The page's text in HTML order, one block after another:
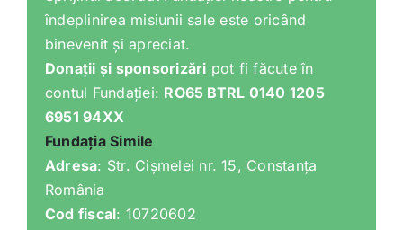
îndeplinirea misiunii sale este oricând
binevenit și apreciat.
Donații și sponsorizări pot fi făcute în
contul Fundației: RO65 BTRL 0140 1205
6951 94XX
Fundația Simile
Adresa: Str. Cișmelei nr. 15, Constanța
România
Cod fiscal: 10720602